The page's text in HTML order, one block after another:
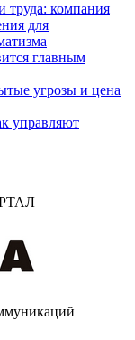
труда: компания
для
главным
угрозы и цена
управляют